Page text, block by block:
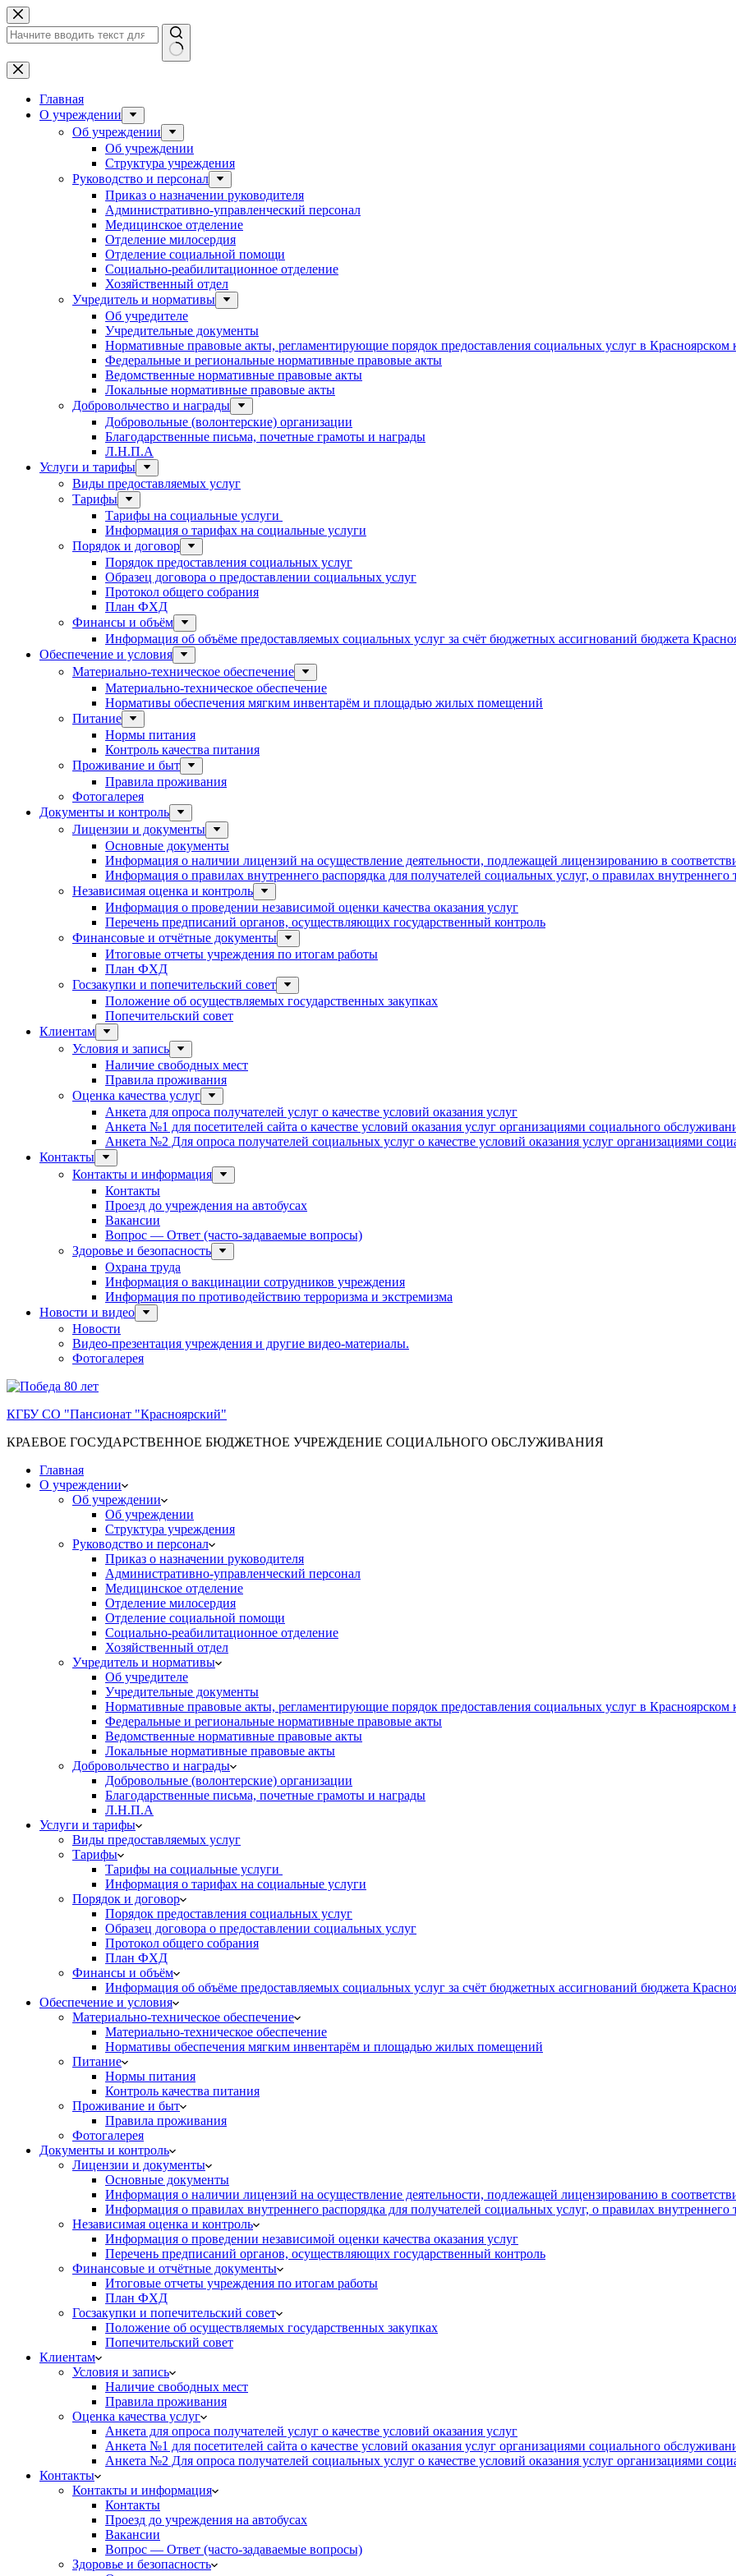
Перейти
к
сути
Ничего
не
найденоГлавная
О учреждении
Об учреждении
Об учреждении
Структура учреждения
Руководство и персонал
Приказ о назначении руководителя
Административно-управленческий персонал
Медицинское отделение
Отделение милосердия
Отделение социальной помощи
Социально-реабилитационное отделение
Хозяйственный отдел
Учредитель и нормативы
Об учредителе
Учредительные документы
Нормативные правовые акты, регламентирующие порядок предоставления социальных услуг в Красноярском
Федеральные и региональные нормативные правовые акты
Ведомственные нормативные правовые акты
Локальные нормативные правовые акты
Добровольчество и награды
Добровольные (волонтерские) организации
Благодарственные письма, почетные грамоты и награды
Л.Н.П.А
Услуги и тарифы
Виды предоставляемых услуг
Тарифы
Тарифы на социальные услуги
Информация о тарифах на социальные услуги
Порядок и договор
Порядок предоставления социальных услуг
Образец договора о предоставлении социальных услуг
Протокол общего собрания
План ФХД
Финансы и объём
Информация об объёме предоставляемых социальных услуг за счёт бюджетных ассигнований бюджета
Обеспечение и условия
Материально-техническое обеспечение
Материально-техническое обеспечение
Нормативы обеспечения мягким инвентарём и площадью жилых помещений
Питание
Нормы питания
Контроль качества питания
Проживание и быт
Правила проживания
Фотогалерея
Документы и контроль
Лицензии и документы
Основные документы
Информация о наличии лицензий на осуществление деятельности, подлежащей лицензированию в
Информация о правилах внутреннего распорядка для получателей социальных услуг, о правилах внутреннего
Независимая оценка и контроль
Информация о проведении независимой оценки качества оказания услуг
Перечень предписаний органов, осуществляющих государственный контроль
Финансовые и отчётные документы
Итоговые отчеты учреждения по итогам работы
План ФХД
Госзакупки и попечительский совет
Положение об осуществляемых государственных закупках
Попечительский совет
Клиентам
Условия и запись
Наличие свободных мест
Правила проживания
Оценка качества услуг
Анкета для опроса получателей услуг о качестве условий оказания услуг
Анкета №1 для посетителей сайта о качестве условий оказания услуг организациями социального
Анкета №2 Для опроса получателей социальных услуг о качестве условий оказания услуг организациями
Контакты
Контакты и информация
Контакты
Проезд до учреждения на автобусах
Вакансии
Вопрос — Ответ (часто-задаваемые вопросы)
Здоровье и безопасность
Охрана труда
Информация о вакцинации сотрудников учреждения
Информация по противодействию терроризма и экстремизма
Новости и видео
Новости
Видео-презентация учреждения и другие видео-материалы.
Фотогалерея
КГБУ СО "Пансионат "Красноярский"
КРАЕВОЕ ГОСУДАРСТВЕННОЕ БЮДЖЕТНОЕ УЧРЕЖДЕНИЕ СОЦИАЛЬНОГО ОБСЛУЖИВАНИЯ
Главная
О учреждении
Об учреждении
Об учреждении
Структура учреждения
Руководство и персонал
Приказ о назначении руководителя
Административно-управленческий персонал
Медицинское отделение
Отделение милосердия
Отделение социальной помощи
Социально-реабилитационное отделение
Хозяйственный отдел
Учредитель и нормативы
Об учредителе
Учредительные документы
Нормативные правовые акты, регламентирующие порядок предоставления социальных услуг в Красноярском
Федеральные и региональные нормативные правовые акты
Ведомственные нормативные правовые акты
Локальные нормативные правовые акты
Добровольчество и награды
Добровольные (волонтерские) организации
Благодарственные письма, почетные грамоты и награды
Л.Н.П.А
Услуги и тарифы
Виды предоставляемых услуг
Тарифы
Тарифы на социальные услуги
Информация о тарифах на социальные услуги
Порядок и договор
Порядок предоставления социальных услуг
Образец договора о предоставлении социальных услуг
Протокол общего собрания
План ФХД
Финансы и объём
Информация об объёме предоставляемых социальных услуг за счёт бюджетных ассигнований бюджета
Обеспечение и условия
Материально-техническое обеспечение
Материально-техническое обеспечение
Нормативы обеспечения мягким инвентарём и площадью жилых помещений
Питание
Нормы питания
Контроль качества питания
Проживание и быт
Правила проживания
Фотогалерея
Документы и контроль
Лицензии и документы
Основные документы
Информация о наличии лицензий на осуществление деятельности, подлежащей лицензированию в
Информация о правилах внутреннего распорядка для получателей социальных услуг, о правилах внутреннего
Независимая оценка и контроль
Информация о проведении независимой оценки качества оказания услуг
Перечень предписаний органов, осуществляющих государственный контроль
Финансовые и отчётные документы
Итоговые отчеты учреждения по итогам работы
План ФХД
Госзакупки и попечительский совет
Положение об осуществляемых государственных закупках
Попечительский совет
Клиентам
Условия и запись
Наличие свободных мест
Правила проживания
Оценка качества услуг
Анкета для опроса получателей услуг о качестве условий оказания услуг
Анкета №1 для посетителей сайта о качестве условий оказания услуг организациями социального
Анкета №2 Для опроса получателей социальных услуг о качестве условий оказания услуг организациями
Контакты
Контакты и информация
Контакты
Проезд до учреждения на автобусах
Вакансии
Вопрос — Ответ (часто-задаваемые вопросы)
Здоровье и безопасность